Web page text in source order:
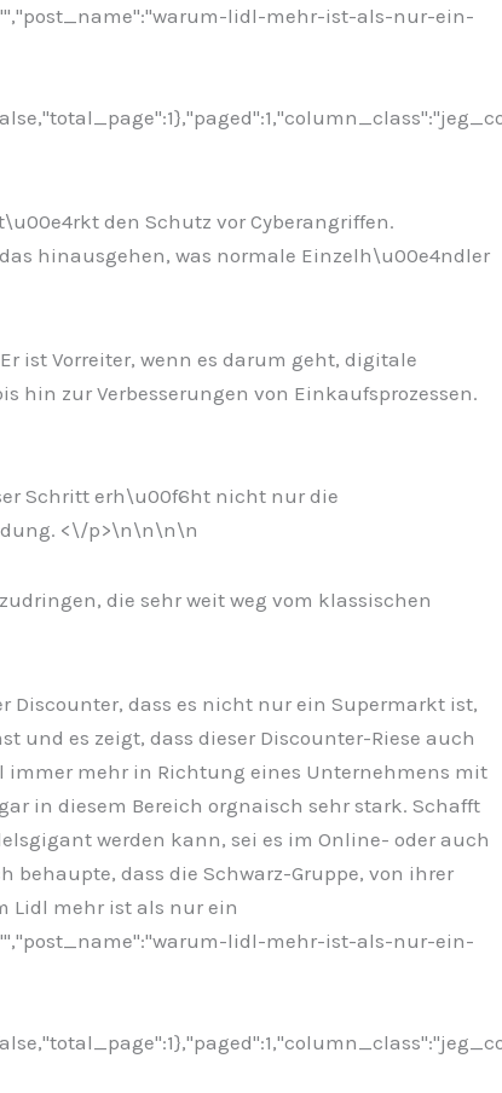
lidl-mehr-ist-als-nur-ein-
den Schutz vor Cyberangriffen.
hinausgehen, was normale Einzelh\u00e4ndler
ist Vorreiter, wenn es darum geht, digitale
hin zur Verbesserungen von Einkaufsprozessen.
Schritt erh\u00f6ht nicht nur die
<\/p>\n\n\n\n
die sehr weit weg vom klassischen
Discounter, dass es nicht nur ein Supermarkt ist,
es zeigt, dass dieser Discounter-Riese auch
mehr in Richtung eines Unternehmens mit
in diesem Bereich orgnaisch sehr stark. Schafft
werden kann, sei es im Online- oder auch
dass die Schwarz-Gruppe, von ihrer
Lidl mehr ist als nur ein
lidl-mehr-ist-als-nur-ein-